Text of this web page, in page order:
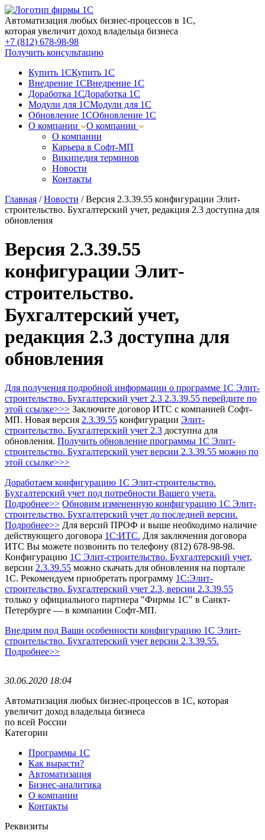
Автоматизация любых бизнес-процессов в 1С,
которая увеличит доход владельца бизнеса
+7 (812) 678-98-98
Получить консультацию
Купить 1СКупить 1С
Внедрение 1СВнедрение 1С
Доработка 1СДоработка 1С
Модули для 1СМодули для 1С
Обновление 1СОбновление 1С
О компании
О компании
О компании
Карьера в Софт-МП
Википедия терминов
Новости
Контакты
Главная /Новости /Версия 2.3.39.55 конфигурации Элит-
строительство. Бухгалтерский учет, редакция 2.3 доступна для
обновления
Версия 2.3.39.55
конфигурации Элит-
строительство.
Бухгалтерский учет,
редакция 2.3 доступна для
обновления
Для получения подробной информации о программе 1С Элит-
строительство. Бухгалтерский учет 2.3 2.3.39.55 перейдите по
этой ссылке>>> Заключите договор ИТС с компанией Софт-
МП. Новая версия 2.3.39.55 конфигурации Элит-
строительство. Бухгалтерский учет 2.3 доступна для
обновления. Получить обновление программы 1С Элит-
строительство. Бухгалтерский учет версии 2.3.39.55 можно по
этой ссылке>>>
Доработаем конфигурацию 1С Элит-строительство.
Бухгалтерский учет под потребности Вашего учета.
Подробнее>> Обновим измененную конфигурацию 1С Элит-
строительство. Бухгалтерский учет до последней версии.
Подробнее>> Для версий ПРОФ и выше необходимо наличие
действующего договора 1С:ИТС. Для заключения договора
ИТС Вы можете позвонить по телефону (812) 678-98-98.
Конфигурацию 1С Элит-строительство. Бухгалтерский учет,
версии 2.3.39.55 можно скачать для обновления на портале
1С. Рекомендуем приобретать программу 1С:Элит-
строительство. Бухгалтерский учет 2.3, версии 2.3.39.55
только у официального партнера "Фирмы 1С" в Санкт-
Петербурге — в компании Софт-МП.
Внедрим под Ваши особенности конфигурацию 1С Элит-
строительство. Бухгалтерский учет версии 2.3.39.55.
Подробнее>>
30.06.2020 18:04
Автоматизация любых бизнес-процессов в 1С, которая
увеличит доход владельца бизнеса
по всей России
Категории
Программы 1С
Как вырасти?
Автоматизация
Бизнес-аналитика
О компании
Контакты
Реквизиты